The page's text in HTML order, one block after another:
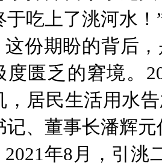
于吃上了洮河水！
这份期盼的背后
度匮乏的窘境。
，居民生活用水
记、董事长潘辉
2021年8月，引洮